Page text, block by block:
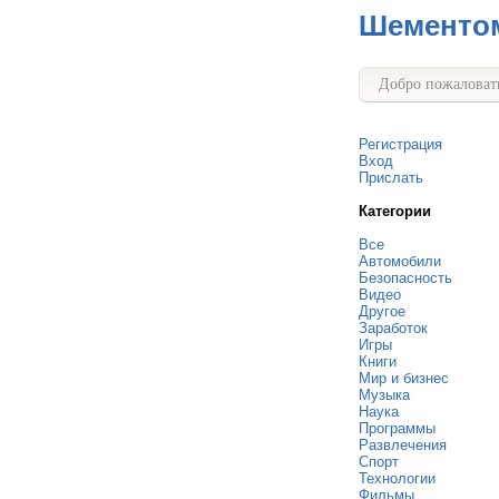
Добро
Регистрация
Вход
Прислать
Категории
Все
Автомобили
Безопасность
Видео
Другое
Заработок
Игры
Книги
Мир и бизнес
Музыка
Наука
Программы
Развлечения
Спорт
Технологии
Фильмы